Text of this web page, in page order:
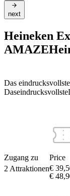
next
Heineken
AMAZE
Das
Daseindrucksvollste
Zugang zu
2 Attraktionen
Price
€
€